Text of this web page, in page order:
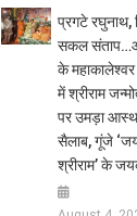
प्रगटे रघुनाथ,
सकल
के महाकालेश्वर
में श्रीराम
पर उमड़ा
सैलाब, गूंजे
श्रीराम’ के